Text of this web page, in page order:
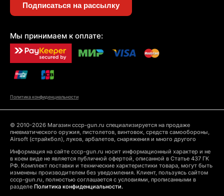
Подписаться на рассылку
Мы принимаем к оплате:
Политика конфиденциальности
© 2010-2026 Магазин cccp-gun.ru специализируется на продаже
пневматического оружия, пистолетов, винтовок, средств самообороны,
Airsoft (страйкбол), луков, арбалетов, снаряжения и много другого
Информация на сайте cccp-gun.ru носит информационный характер и не
в коем виде не является публичной офертой, описанной в Статье 437 ГК
РФ. Комплект поставки и технические харктеристики товара, могут быть
изменены производителем без уведомления. Клиент, пользуясь сайтом
cccp-gun.ru, полностью соглашается с условиями, прописанными в
разделе Политика конфиденциальности.